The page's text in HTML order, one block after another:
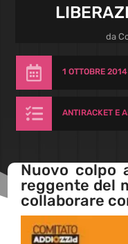
da
 1 OTTOBRE 2014
 ANTIRACKET E
Nuovo colpo
reggente del
collaborare